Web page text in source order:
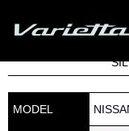
Home
Parts catalog
MODEL